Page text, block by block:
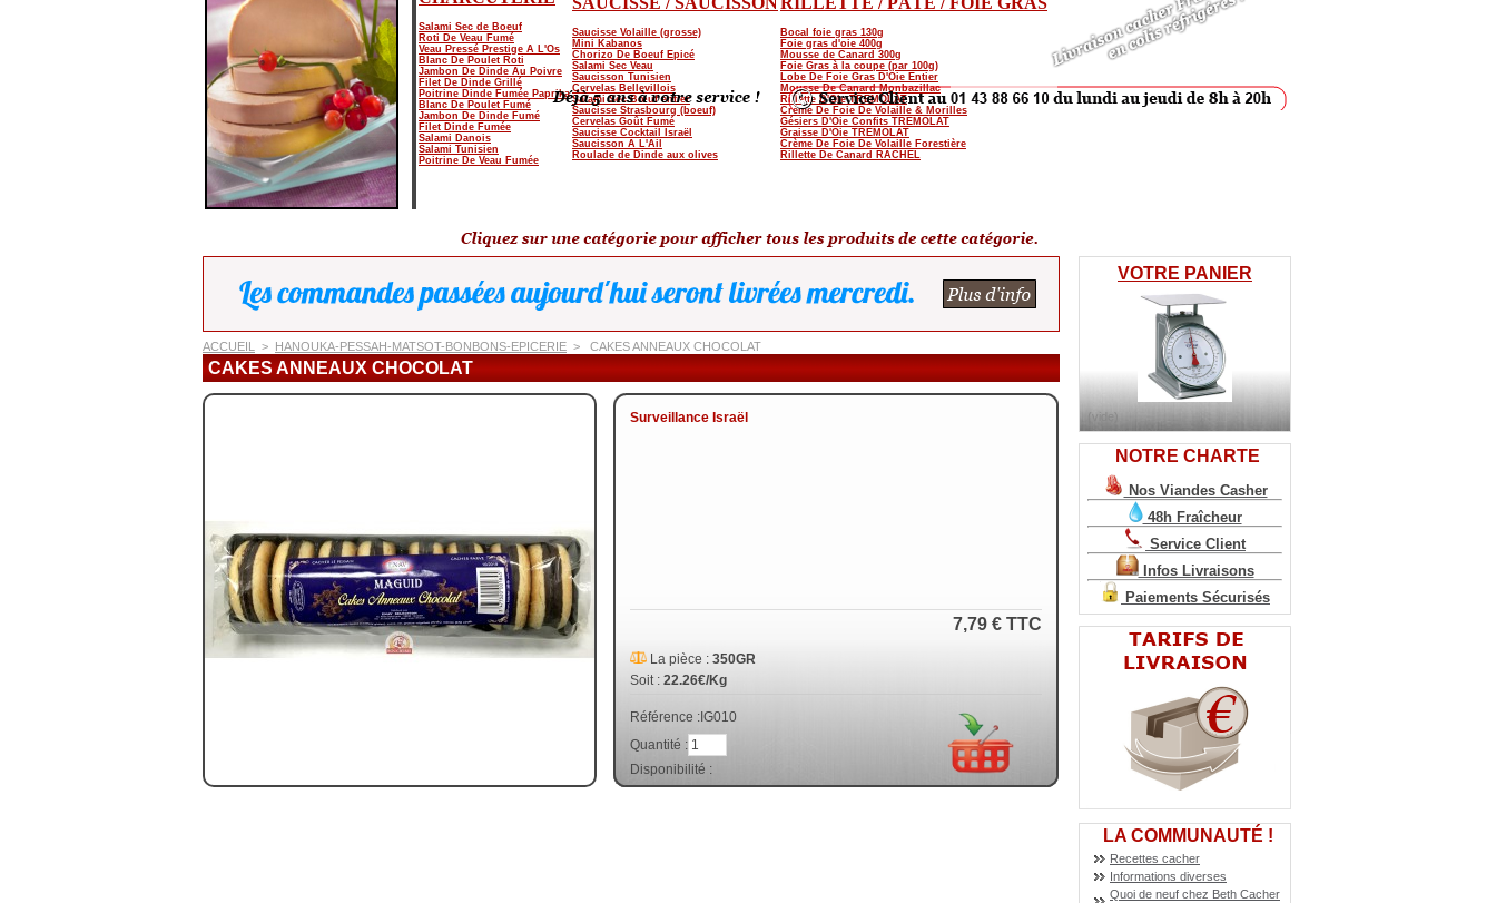
Salami Sec de Boeuf
Roti De Veau Fumé
Veau Pressé Prestige A L'Os
Blanc De Poulet Roti
Jambon De Dinde Au Poivre
Filet De Dinde Grillé
Poitrine Dinde Fumée Paprika
Blanc De Poulet Fumé
Jambon De Dinde Fumé
Filet Dinde Fumée
Salami Danois
Salami Tunisien
Poitrine De Veau Fumée
Saucisse Volaille (grosse)
Mini Kabanos
Chorizo De Boeuf Epicé
Salami Sec Veau
Saucisson Tunisien
Cervelas Bellevillois
Salami Sec Bœuf entier
Saucisse Strasbourg (boeuf)
Cervelas Goût Fumé
Saucisse Cocktail Israël
Saucisson A L'Ail
Roulade de Dinde aux olives
Bocal foie gras 130g
Foie gras d'oie 400g
Mousse de Canard 300g
Foie Gras à la coupe (par 100g)
Lobe De Foie Gras D'Oie Entier
Mousse De Canard Monbazillac
Rillette D'Oie TREMOLAT
Crème De Foie De Volaille & Morilles
Gésiers D'Oie Confits TREMOLAT
Graisse D'Oie TREMOLAT
Crème De Foie De Volaille Forestière
Rillette De Canard RACHEL
ACCUEIL > HANOUKA-PESSAH-MATSOT-BONBONS-EPICERIE > CAKES ANNEAUX CHOCOLAT
CAKES ANNEAUX CHOCOLAT
Surveillance Israël
7,79 € TTC
La pièce : 350GR
Soit : 22.26€/Kg
Référence : IG010
Quantité :
Disponibilité :
VOTRE PANIER
(vide)
NOTRE CHARTE
Nos Viandes Casher
48h Fraîcheur
Service Client
Infos Livraisons
Paiements Sécurisés
LA COMMUNAUTÉ !
Recettes cacher
Informations diverses
Quoi de neuf chez Beth Cacher